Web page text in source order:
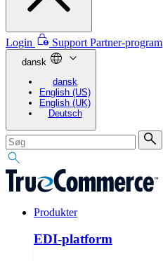
Login Support Partner-program
dansk
dansk
English (US)
English (UK)
Deutsch
Produkter
EDI-platform